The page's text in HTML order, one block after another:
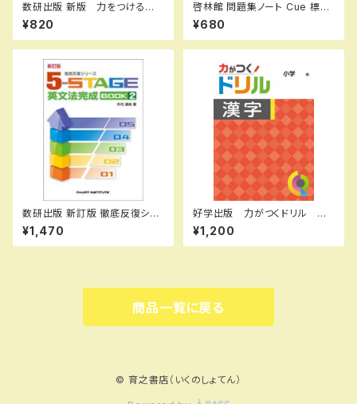
数研出版 新版 力をつける漢
文 実践編 新品 問題集本
体のみ 別冊解答なし ISBN：
4410334328 ISBN-10：44
¥820
啓林館 問題集ノート Cue 標
準〜応用編 数学Ⅰ 2次関数
新品 問題集本体のみ 別冊
解答なし ISBN：978440222
51 SKU：000096904
¥680
数研出版 新訂版 徹底反復シリ
ーズ 《5-STAGE》 英文法完成
BOOK 2 新品 問題集本体
のみ 別冊解答なし ISBN：9
¥1,470
好学出版 力がつくドリル 漢
字 小学５年 2026年度版
新品完全セット ISBN：B0D3
CK22P7 ISBN-10：B0D3C
¥1,200
商品一覧に戻る
© 育之書店（いくのしょてん）